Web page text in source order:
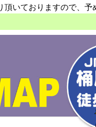
いておりますので、予